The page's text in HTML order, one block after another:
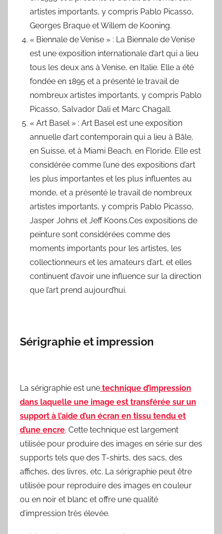
artistes importants, y compris Pablo Picasso,
Georges Braque et Willem de Kooning.
« Biennale de Venise » : La Biennale de Venise
est une exposition internationale d’art qui a lieu
tous les deux ans à Venise, en Italie. Elle a été
fondée en 1895 et a présenté le travail de
nombreux artistes importants, y compris Pablo
Picasso, Salvador Dali et Marc Chagall.
« Art Basel » : Art Basel est une exposition
annuelle d’art contemporain qui a lieu à Bâle,
en Suisse, et à Miami Beach, en Floride. Elle est
considérée comme l’une des expositions d’art
les plus importantes et les plus influentes au
monde, et a présenté le travail de nombreux
artistes importants, y compris Pablo Picasso,
Jasper Johns et Jeff Koons.Ces expositions de
peinture sont considérées comme des
moments importants pour les artistes, les
collectionneurs et les amateurs d’art, et elles
continuent d’avoir une influence sur la direction
que l’art prend aujourd’hui.
Sérigraphie et impression
La sérigraphie est une technique d’impression
dans laquelle une image est transférée sur un
support à l’aide d’un écran en tissu tendu et
d’une encre. Cette technique est largement
utilisée pour produire des images en série sur des
supports tels que des T-shirts, des sacs, des
affiches, des livres, etc. La sérigraphie peut être
utilisée pour reproduire des images en couleur
ou en noir et blanc et offre une qualité
d’impression très élevée.